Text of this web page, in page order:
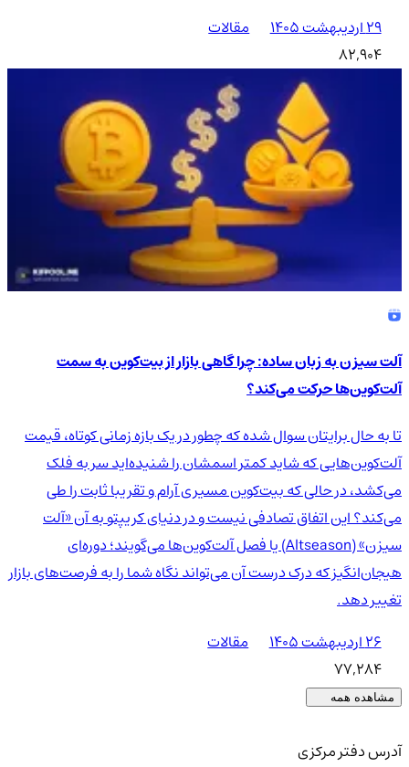
۲۹ اردیبهشت ۱۴۰۵
مقالات
82,904
آلت سیزن به زبان ساده: چرا گاهی بازار از بیت‌کوین به سمت
آلت‌کوین‌ها حرکت می‌کند؟
تا به حال برایتان سوال شده که چطور در یک بازه زمانی کوتاه، قیمت
آلت‌کوین‌هایی که شاید کمتر اسمشان را شنیده‌اید سر به فلک
می‌کشد، در حالی که بیت‌کوین مسیری آرام و تقریبا ثابت را طی
می‌کند؟ این اتفاق تصادفی نیست و در دنیای کریپتو به آن «آلت
سیزن» (Altseason) یا فصل آلت‌کوین‌ها می‌گویند؛ دوره‌ای
هیجان‌انگیز که درک درست آن می‌تواند نگاه شما را به فرصت‌های بازار
تغییر دهد.
۲۶ اردیبهشت ۱۴۰۵
مقالات
77,284
مشاهده همه
آدرس دفتر مرکزی